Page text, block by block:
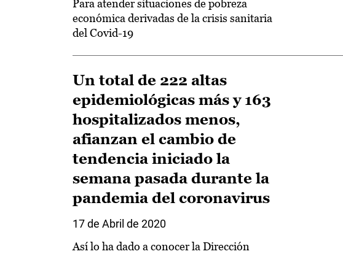
Para atender situaciones de pobreza
económica derivadas de la crisis sanitaria
del Covid-19
Un total de 222 altas
epidemiológicas más y 163
hospitalizados menos,
afianzan el cambio de
tendencia iniciado la
semana pasada durante la
pandemia del coronavirus
17 de Abril de 2020
Así lo ha dado a conocer la Dirección